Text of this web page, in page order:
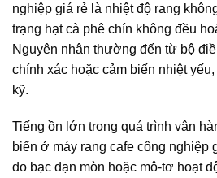
nghiệp giá rẻ là nhiệt độ rang
trạng hạt cà phê chín không đều
Nguyên nhân thường đến từ bộ
chính xác hoặc cảm biến nhiệt
kỹ.
Tiếng ồn lớn trong quá trình vận
biến ở máy rang cafe công nghiệp
do bạc đạn mòn hoặc mô-tơ hoạt